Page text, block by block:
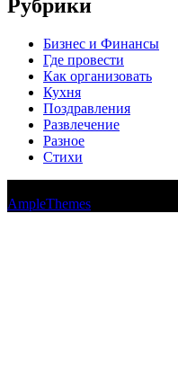
Рубрики
Бизнес и Финансы
Где провести
Как организовать
Кухня
Поздравления
Развлечение
Разное
Стихи
AmpleThemes